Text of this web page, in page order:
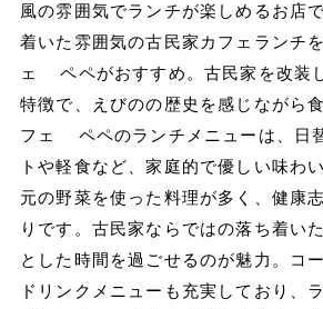
風の雰囲気でランチが楽しめるお店
着いた雰囲気の古民家カフェランチ
ェ ペペがおすすめ。古民家を改装
特徴で、えびのの歴史を感じながら
フェ ペペのランチメニューは、日
トや軽食など、家庭的で優しい味わ
元の野菜を使った料理が多く、健康
りです。古民家ならではの落ち着い
とした時間を過ごせるのが魅力。コ
ドリンクメニューも充実しており、